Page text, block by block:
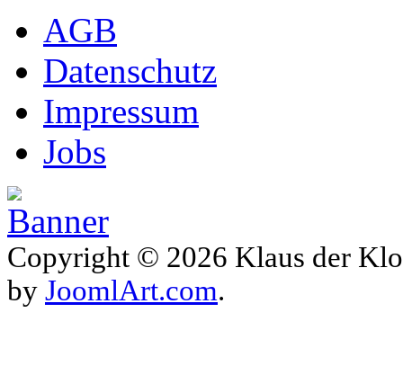
AGB
Datenschutz
Impressum
Jobs
Copyright © 2026 Klaus der
by JoomlArt.com.